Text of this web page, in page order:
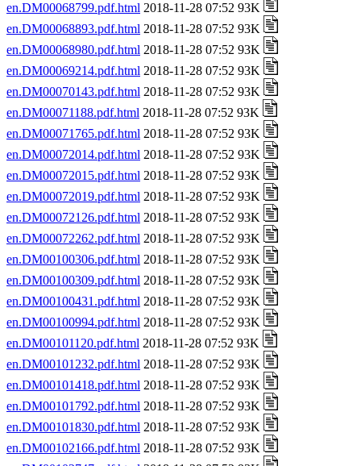
en.DM00068799.pdf.html 2018-11-28 07:52 93K
en.DM00068893.pdf.html 2018-11-28 07:52 93K
en.DM00068980.pdf.html 2018-11-28 07:52 93K
en.DM00069214.pdf.html 2018-11-28 07:52 93K
en.DM00070143.pdf.html 2018-11-28 07:52 93K
en.DM00071188.pdf.html 2018-11-28 07:52 93K
en.DM00071765.pdf.html 2018-11-28 07:52 93K
en.DM00072014.pdf.html 2018-11-28 07:52 93K
en.DM00072015.pdf.html 2018-11-28 07:52 93K
en.DM00072019.pdf.html 2018-11-28 07:52 93K
en.DM00072126.pdf.html 2018-11-28 07:52 93K
en.DM00072262.pdf.html 2018-11-28 07:52 93K
en.DM00100306.pdf.html 2018-11-28 07:52 93K
en.DM00100309.pdf.html 2018-11-28 07:52 93K
en.DM00100431.pdf.html 2018-11-28 07:52 93K
en.DM00100994.pdf.html 2018-11-28 07:52 93K
en.DM00101120.pdf.html 2018-11-28 07:52 93K
en.DM00101232.pdf.html 2018-11-28 07:52 93K
en.DM00101418.pdf.html 2018-11-28 07:52 93K
en.DM00101792.pdf.html 2018-11-28 07:52 93K
en.DM00101830.pdf.html 2018-11-28 07:52 93K
en.DM00102166.pdf.html 2018-11-28 07:52 93K